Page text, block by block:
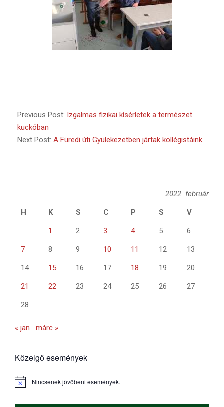
02-
15
Previous Post: Izgalmas fizikai kísérletek a természet
kuckóban
Next Post: A Füredi úti Gyülekezetben jártak kollégistáink
2022. február
H
K S C P S V
1 2 3 4 5 6
7 8 9 10 11 12 13
14 15 16 17 18 19 20
21 22 23 24 25 26 27
28
« jan márc »
Közelgő események
Notice Nincsenek jövőbeni események.